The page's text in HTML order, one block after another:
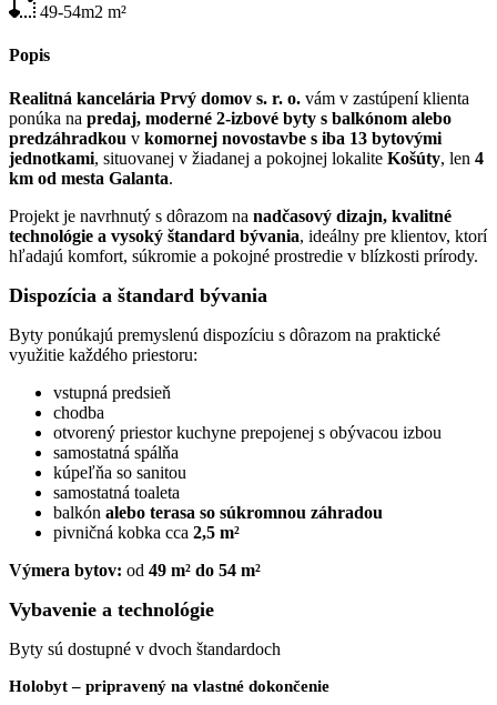
49-54m2 m²
Popis
Realitná kancelária Prvý domov s. r. o. vám v zastúpení klienta
ponúka na predaj, moderné 2-izbové byty s balkónom alebo
predzáhradkou v komornej novostavbe s iba 13 bytovými
jednotkami, situovanej v žiadanej a pokojnej lokalite Košúty, len 4
km od mesta Galanta.
Projekt je navrhnutý s dôrazom na nadčasový dizajn, kvalitné
technológie a vysoký štandard bývania, ideálny pre klientov, ktorí
hľadajú komfort, súkromie a pokojné prostredie v blízkosti prírody.
Dispozícia a štandard bývania
Byty ponúkajú premyslenú dispozíciu s dôrazom na praktické
využitie každého priestoru:
vstupná predsieň
chodba
otvorený priestor kuchyne prepojenej s obývacou izbou
samostatná spálňa
kúpeľňa so sanitou
samostatná toaleta
balkón alebo terasa so súkromnou záhradou
pivničná kobka cca 2,5 m²
Výmera bytov: od 49 m² do 54 m²
Vybavenie a technológie
Byty sú dostupné v dvoch štandardoch
Holobyt– pripravený na vlastné dokončenie